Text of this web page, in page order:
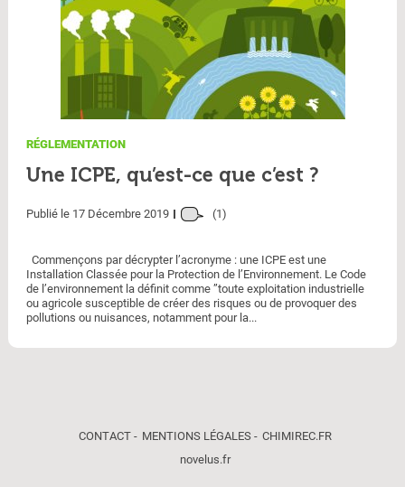
RÉGLEMENTATION
Une ICPE, qu’est-ce que c’est ?
Publié le 17 Décembre 2019 (1)
Commençons par décrypter l’acronyme : une ICPE est une
Installation Classée pour la Protection de l’Environnement. Le Code
de l’environnement la définit comme ”toute exploitation industrielle
ou agricole susceptible de créer des risques ou de provoquer des
pollutions ou nuisances, notamment pour la...
CONTACT MENTIONS LÉGALES
CHIMIREC.FR
novelus.fr